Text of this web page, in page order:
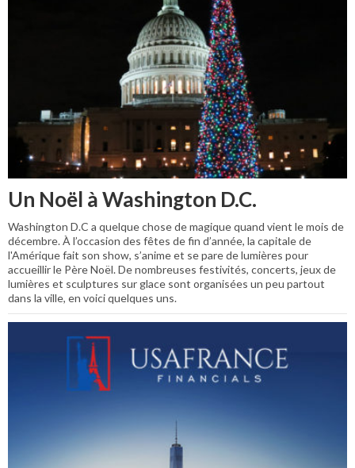
Un Noël à Washington D.C.
Washington D.C a quelque chose de magique quand vient le mois de
décembre. À l’occasion des fêtes de fin d’année, la capitale de
l'Amérique fait son show, s’anime et se pare de lumières pour
accueillir le Père Noël. De nombreuses festivités, concerts, jeux de
lumières et sculptures sur glace sont organisées un peu partout
dans la ville, en voici quelques uns.